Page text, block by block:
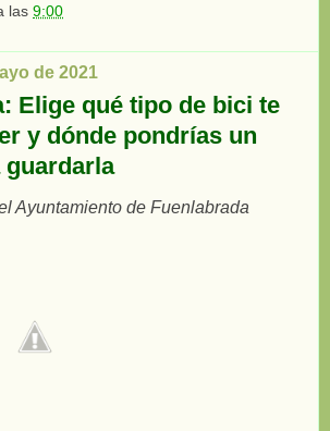
las 9:00
de 2021
Elige qué tipo de bici te
y dónde pondrías un
guardarla
Ayuntamiento de Fuenlabrada